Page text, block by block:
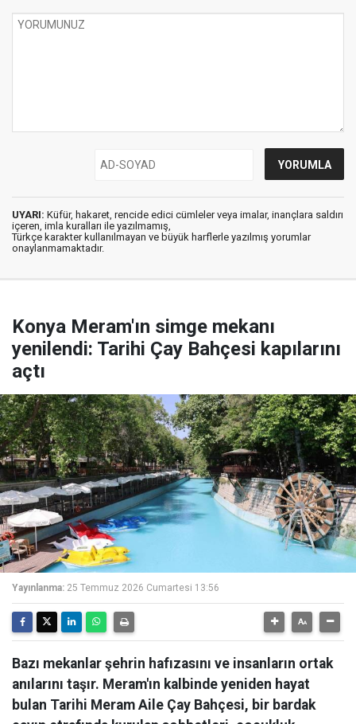
UYARI: Küfür, hakaret, rencide edici cümleler veya imalar, inançlara saldırı
içeren, imla kuralları ile yazılmamış,
Türkçe karakter kullanılmayan ve büyük harflerle yazılmış yorumlar
onaylanmamaktadır.
Konya Meram'ın simge mekanı
yenilendi: Tarihi Çay Bahçesi kapılarını
açtı
Yayınlanma: 25 Temmuz 2026 Cumartesi 13:56
Bazı mekanlar şehrin hafızasını ve insanların ortak
anılarını taşır. Meram'ın kalbinde yeniden hayat
bulan Tarihi Meram Aile Çay Bahçesi, bir bardak